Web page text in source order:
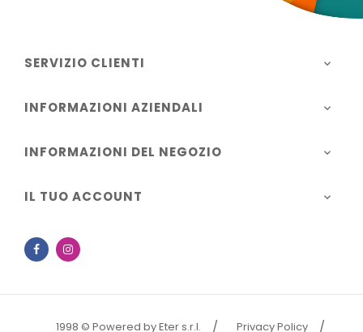
SERVIZIO CLIENTI 
INFORMAZIONI AZIENDALI 
INFORMAZIONI DEL NEGOZIO 
IL TUO ACCOUNT 
Facebook
1998 © Powered by Eter s.r.l. Privacy Policy